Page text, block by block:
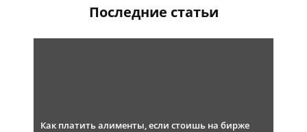
Последние статьи
Как платить алименты, если стоишь на бирже